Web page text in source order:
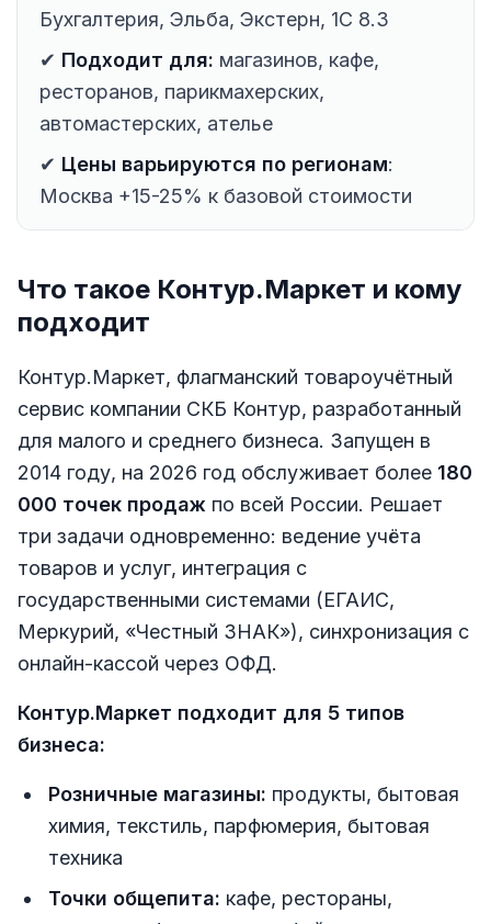
Бухгалтерия, Эльба, Экстерн, 1С 8.3
✔ Подходит для: магазинов, кафе,
ресторанов, парикмахерских,
автомастерских, ателье
✔ Цены варьируются по регионам:
Москва +15-25% к базовой стоимости
Что такое Контур.Маркет и кому
подходит
Контур.Маркет, флагманский товароучётный
сервис компании СКБ Контур, разработанный
для малого и среднего бизнеса. Запущен в
2014 году, на 2026 год обслуживает более 180
000 точек продаж по всей России. Решает
три задачи одновременно: ведение учёта
товаров и услуг, интеграция с
государственными системами (ЕГАИС,
Меркурий, «Честный ЗНАК»), синхронизация с
онлайн-кассой через ОФД.
Контур.Маркет подходит для 5 типов
бизнеса:
Розничные магазины: продукты, бытовая
химия, текстиль, парфюмерия, бытовая
техника
Точки общепита: кафе, рестораны,